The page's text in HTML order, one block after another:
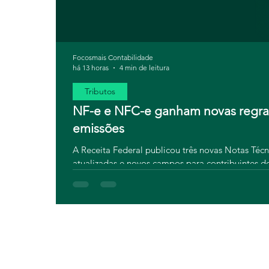
NF-e e NFC-e ganham novas
emissões
A Receita Federal publicou três novas Notas
atualizadas e novos campos para contribuintes
muda, quem precisa ficar atento e como se
Tributária. Confira!
Tributos
Focosmais Contabilidade
há 13 horas
4 min de leitura